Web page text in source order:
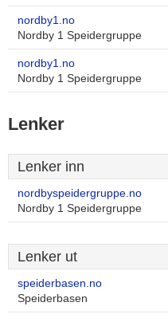
nordby1.no
Nordby 1 Speidergruppe
nordby1.no
Nordby 1 Speidergruppe
Lenker
Lenker inn
nordbyspeidergruppe.no
Nordby 1 Speidergruppe
Lenker ut
speiderbasen.no
Speiderbasen